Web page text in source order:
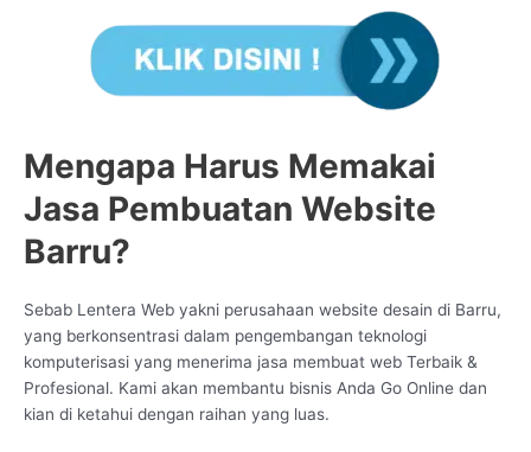
Mengapa Harus Memakai
Jasa Pembuatan Website
Barru?
Sebab Lentera Web yakni perusahaan website desain di Barru,
yang berkonsentrasi dalam pengembangan teknologi
komputerisasi yang menerima jasa membuat web Terbaik &
Profesional. Kami akan membantu bisnis Anda Go Online dan
kian di ketahui dengan raihan yang luas.